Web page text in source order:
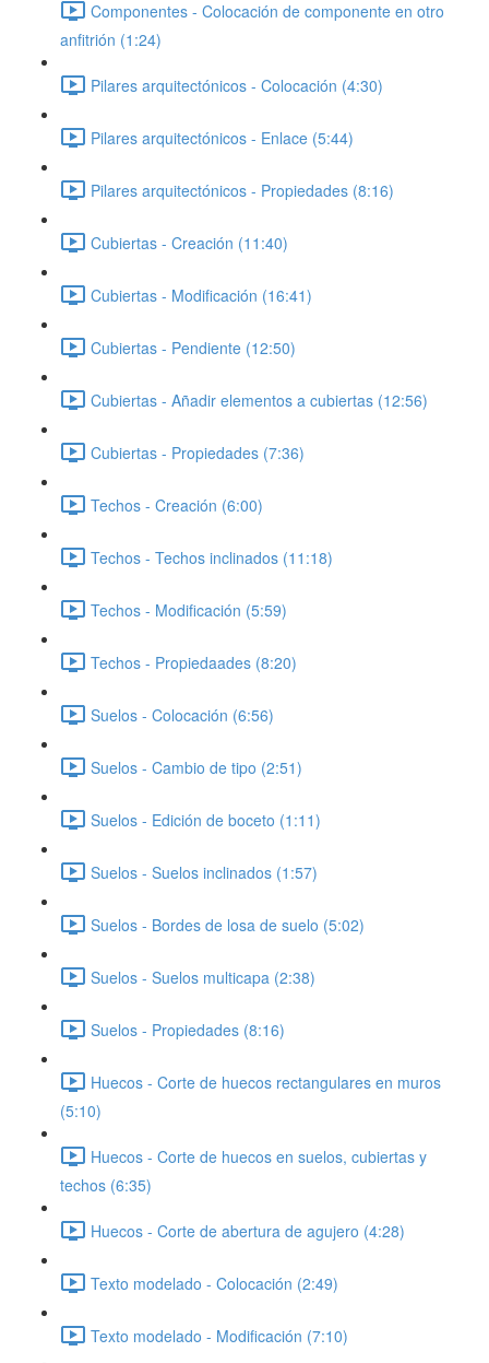
Componentes - Colocación de componente en otro
anfitrión (1:24)
Pilares arquitectónicos - Colocación (4:30)
Pilares arquitectónicos - Enlace (5:44)
Pilares arquitectónicos - Propiedades (8:16)
Cubiertas - Creación (11:40)
Cubiertas - Modificación (16:41)
Cubiertas - Pendiente (12:50)
Cubiertas - Añadir elementos a cubiertas (12:56)
Cubiertas - Propiedades (7:36)
Techos - Creación (6:00)
Techos - Techos inclinados (11:18)
Techos - Modificación (5:59)
Techos - Propiedaades (8:20)
Suelos - Colocación (6:56)
Suelos - Cambio de tipo (2:51)
Suelos - Edición de boceto (1:11)
Suelos - Suelos inclinados (1:57)
Suelos - Bordes de losa de suelo (5:02)
Suelos - Suelos multicapa (2:38)
Suelos - Propiedades (8:16)
Huecos - Corte de huecos rectangulares en muros
(5:10)
Huecos - Corte de huecos en suelos, cubiertas y
techos (6:35)
Huecos - Corte de abertura de agujero (4:28)
Texto modelado - Colocación (2:49)
Texto modelado - Modificación (7:10)